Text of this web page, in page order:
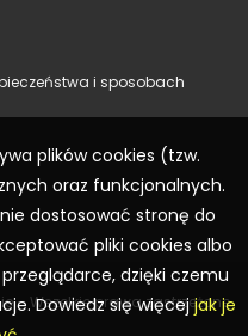
i sposobach
– Wszelkie prawa zastrzeżone
plików cookies (tzw.
oraz funkcjonalnych.
dostosować stronę do
pliki cookies albo
dzięki czemu
Dowiedz się więcejjak je